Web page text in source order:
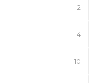
2
4
10